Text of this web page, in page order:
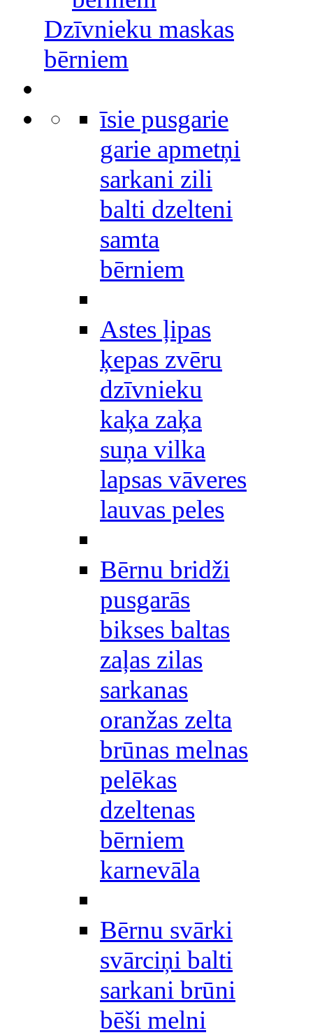
Dzīvnieku maskas
bērniem
īsie pusgarie
garie apmetņi
sarkani zili
balti dzelteni
samta
bērniem
Astes ļipas
ķepas zvēru
dzīvnieku
kaķa zaķa
suņa vilka
lapsas vāveres
lauvas peles
Bērnu bridži
pusgarās
bikses baltas
zaļas zilas
sarkanas
oranžas zelta
brūnas melnas
pelēkas
dzeltenas
bērniem
karnevāla
Bērnu svārki
svārciņi balti
sarkani brūni
bēši melni